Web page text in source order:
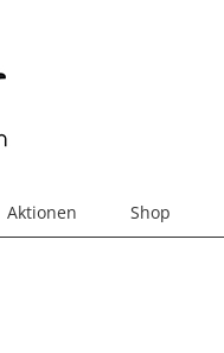
Aktionen Shop